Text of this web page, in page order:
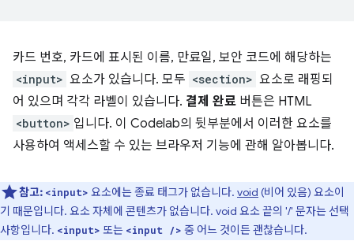
카드 번호, 카드에 표시된 이름, 만료일, 보안 코드에 해당하는
<input> 요소가 있습니다. 모두 <section> 요소로 래핑되
어 있으며 각각 라벨이 있습니다. 결제 완료 버튼은 HTML
<button> 입니다. 이 Codelab의 뒷부분에서 이러한 요소를
사용하여 액세스할 수 있는 브라우저 기능에 관해 알아봅니다.
참고: <input> 요소에는 종료 태그가 없습니다. void (비어 있음) 요소이
기 때문입니다. 요소 자체에 콘텐츠가 없습니다. void 요소 끝의 '/' 문자는 선택
사항입니다. <input> 또는 <input /> 중 어느 것이든 괜찮습니다.